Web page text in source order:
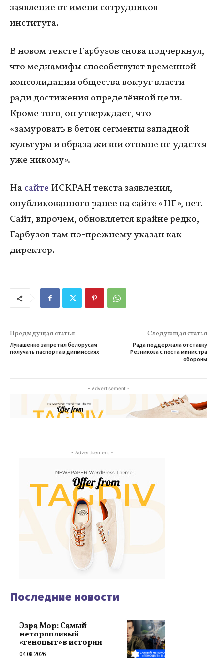
заявление от имени сотрудников
института.
В новом тексте Гарбузов снова подчеркнул,
что медиамифы способствуют временной
консолидации общества вокруг власти
ради достижения определённой цели.
Кроме того, он утверждает, что
«замуровать в бетон сегменты западной
культуры и образа жизни отныне не удастся
уже никому».
Насайте ИСКРАН текста заявления,
опубликованного ранее на сайте «НГ», нет.
Сайт, впрочем, обновляется крайне редко,
Гарбузов там по-прежнему указан как
директор.
Предыдущая статья
Лукашенко запретил белорусам
получать паспорта в дипмиссиях
Следующая статья
Рада поддержала отставку
Резникова с поста министра
обороны
- Advertisement -
- Advertisement -
Последние новости
Эзра Мор: Самый
неторопливый
«геноцыт» в истории
04.08.2026